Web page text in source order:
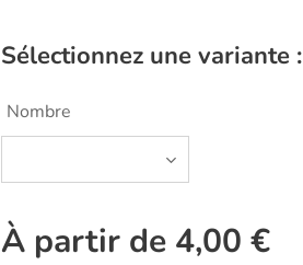
Sélectionnez une variante :
Nombre
À partir de 4,00 €